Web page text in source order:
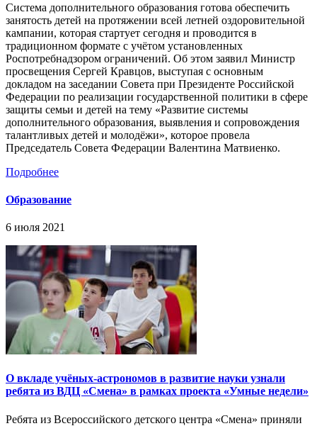
Система дополнительного образования готова обеспечить
занятость детей на протяжении всей летней оздоровительной
кампании, которая стартует сегодня и проводится в
традиционном формате с учётом установленных
Роспотребнадзором ограничений. Об этом заявил Министр
просвещения Сергей Кравцов, выступая с основным
докладом на заседании Совета при Президенте Российской
Федерации по реализации государственной политики в сфере
защиты семьи и детей на тему «Развитие системы
дополнительного образования, выявления и сопровождения
талантливых детей и молодёжи», которое провела
Председатель Совета Федерации Валентина Матвиенко.
Подробнее
Образование
6 июля 2021
О вкладе учёных-астрономов в развитие науки узнали
ребята из ВДЦ «Смена» в рамках проекта «Умные недели»
Ребята из Всероссийского детского центра «Смена» приняли